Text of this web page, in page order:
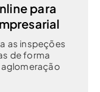
para
as inspeções
de forma